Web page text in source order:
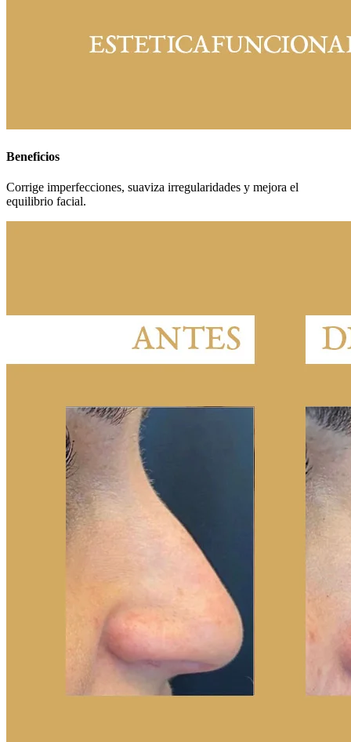
Beneficios
Corrige imperfecciones, suaviza irregularidades y mejora el
equilibrio facial.